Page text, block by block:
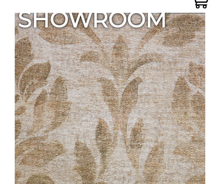
SHOWROOM